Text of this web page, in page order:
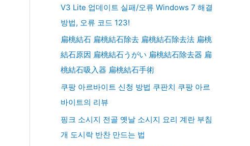
V3 Lite 업데이트 실패/오류 Windows 7 해결
방법, 오류 코드 123!
扁桃結石 扁桃結石除去 扁桃結石除去法 扁桃
結石原因 扁桃結石うがい 扁桃結石除去器 扁
桃結石吸入器 扁桃結石手術
쿠팡 아르바이트 신청 방법 쿠판치 쿠팡 아르
바이트의 리뷰
핑크 소시지 전골 옛날 소시지 요리 계란 부침
개 도시락 반찬 만드는 법